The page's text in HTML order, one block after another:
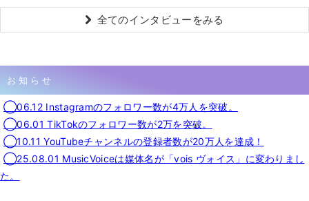
全てのインタビューをみる
お知らせ
◯06.12 Instagramのフォロワー数が4万人を突破。
◯06.01 TikTokのフォロワー数が2万を突破。
◯10.11 YouTubeチャンネルの登録者数が20万人を達成！
◯25.08.01 MusicVoiceは媒体名が「vois ヴォイス」に変わりまし
た。